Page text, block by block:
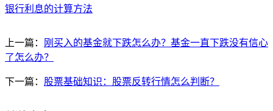
银行利息的计算方法
上一篇：
刚买入的基金就下跌怎么办？基金一直下跌没有信心
了怎么办？
下一篇： 股票基础知识：股票反转行情怎么判断？